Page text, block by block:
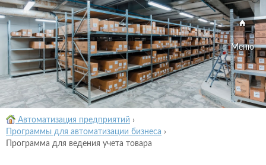
Меню
Автоматизация предприятий ›
Программы для автоматизации бизнеса ›
Программа для ведения учета товара